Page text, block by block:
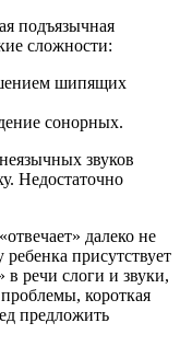
подъязычная
сложности:
шипящих
сонорных.
звуков
Недостаточно
далеко не
присутствует
в речи слоги и звуки,
короткая
предложить